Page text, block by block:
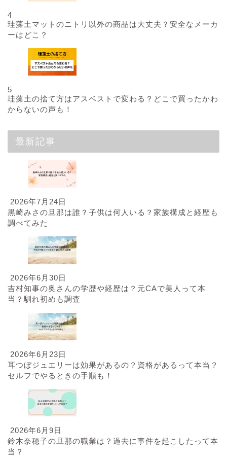
4
珪藻土マットのニトリ以外の商品は大丈夫？安全なメーカ
ーはどこ？
5
珪藻土の捨て方はアスベストで変わる？どこで買ったかわ
からないの声も！
最新記事
2026年7月24日
黒崎みさの旦那は誰？子供は何人いる？家族構成と経歴も
調べてみた
2026年6月30日
吉村知事の奥さんの学歴や経歴は？元CAで美人って本
当？馴れ初めも調査
2026年6月23日
耳つぼジュエリーは効果があるの？資格があるって本当？
セルフでやるときの手順も！
2026年6月9日
鈴木奈穂子の旦那の職業は？過去に事件を起こしたって本
当？